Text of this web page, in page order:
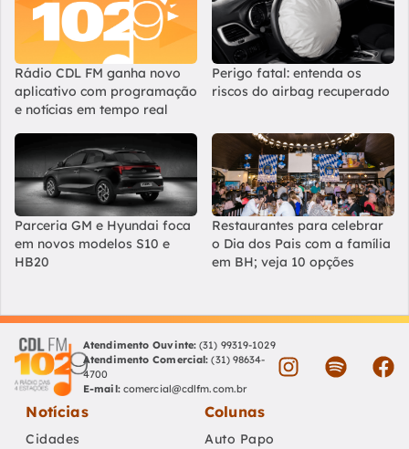
Rádio CDL FM ganha novo
aplicativo com programação
e notícias em tempo real
Perigo fatal: entenda os
riscos do airbag recuperado
Parceria GM e Hyundai foca
em novos modelos S10 e
HB20
Restaurantes para celebrar
o Dia dos Pais com a família
em BH; veja 10 opções
Atendimento Ouvinte: (31) 99319-1029
Atendimento Comercial: (31) 98634-
4700
E-mail: comercial@cdlfm.com.br
Notícias
Cidades
Colunas
Auto Papo